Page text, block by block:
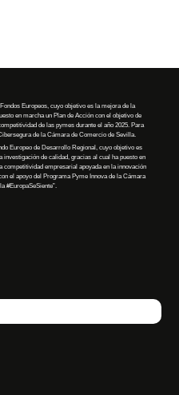
Europeos, cuyo objetivo es la mejora de la
en marcha un Plan de Acción con el objetivo de
de las pymes durante el año 2025. Para
de la Cámara de Comercio de Sevilla.
Europeo de Desarrollo Regional, cuyo objetivo es
investigación de calidad, gracias al cual hapuesto en
empresarial apoyada en la innovación
el apoyo del Programa Pyme Innova de la Cámara
#EuropaSeSiente”.